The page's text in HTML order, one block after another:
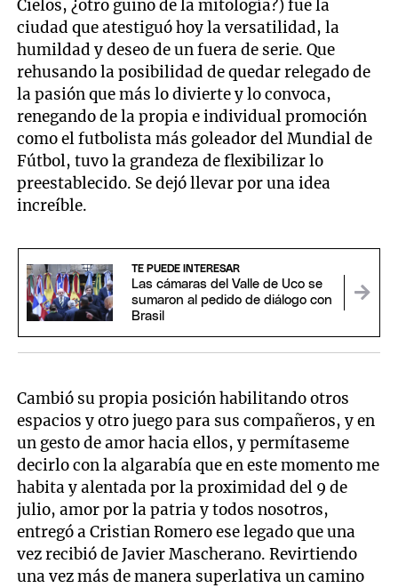
Cielos, ¿otro guiño de la mitología?) fue la
ciudad que atestiguó hoy la versatilidad, la
humildad y deseo de un fuera de serie. Que
rehusando la posibilidad de quedar relegado de
la pasión que más lo divierte y lo convoca,
renegando de la propia e individual promoción
como el futbolista más goleador del Mundial de
Fútbol, tuvo la grandeza de flexibilizar lo
preestablecido. Se dejó llevar por una idea
increíble.
TE PUEDE INTERESAR
Las cámaras del Valle de Uco se
sumaron al pedido de diálogo con
Brasil
Cambió su propia posición habilitando otros
espacios y otro juego para sus compañeros, y en
un gesto de amor hacia ellos, y permítaseme
decirlo con la algarabía que en este momento me
habita y alentada por la proximidad del 9 de
julio, amor por la patria y todos nosotros,
entregó a Cristian Romero ese legado que una
vez recibió de Javier Mascherano. Revirtiendo
una vez más de manera superlativa un camino